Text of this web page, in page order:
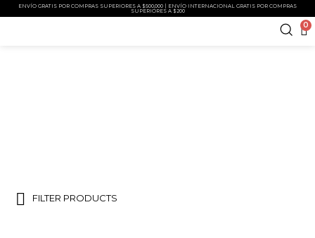
ENVÍO GRATIS POR COMPRAS SUPERIORES A $500,000 | ENVÍO INTERNACIONAL GRATIS POR COMPRAS
SUPERIORES A $200
0
FILTER PRODUCTS